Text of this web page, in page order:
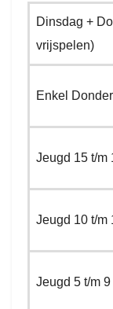
Dinsdag +
vrijspelen)
Enkel
Jeugd 15 t/m
Jeugd 10 t/m
Jeugd 5 t/m